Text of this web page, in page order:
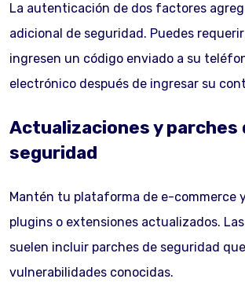
La autenticación de dos factores
adicional de seguridad. Puedes
ingresen un código enviado a su
electrónico después de ingresar su
Actualizaciones y parches
seguridad
Mantén tu plataforma de e-commerce
plugins o extensiones actualizados.
suelen incluir parches de seguridad
vulnerabilidades conocidas.